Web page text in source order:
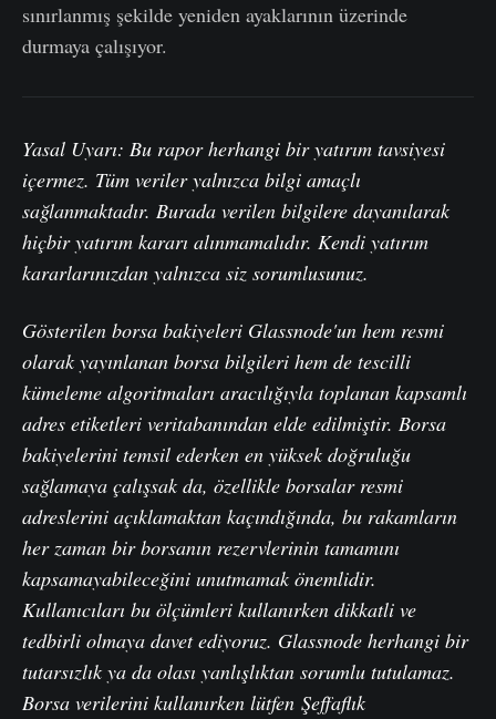
sınırlanmış şekilde yeniden ayaklarının üzerinde
durmaya çalışıyor.
Yasal Uyarı: Bu rapor herhangi bir yatırım tavsiyesi
içermez. Tüm veriler yalnızca bilgi amaçlı
sağlanmaktadır. Burada verilen bilgilere dayanılarak
hiçbir yatırım kararı alınmamalıdır. Kendi yatırım
kararlarınızdan yalnızca siz sorumlusunuz.
Gösterilen borsa bakiyeleri Glassnode'un hem resmi
olarak yayınlanan borsa bilgileri hem de tescilli
kümeleme algoritmaları aracılığıyla toplanan kapsamlı
adres etiketleri veritabanından elde edilmiştir. Borsa
bakiyelerini temsil ederken en yüksek doğruluğu
sağlamaya çalışsak da, özellikle borsalar resmi
adreslerini açıklamaktan kaçındığında, bu rakamların
her zaman bir borsanın rezervlerinin tamamını
kapsamayabileceğini unutmamak önemlidir.
Kullanıcıları bu ölçümleri kullanırken dikkatli ve
tedbirli olmaya davet ediyoruz. Glassnode herhangi bir
tutarsızlık ya da olası yanlışlıktan sorumlu tutulamaz.
Borsa verilerini kullanırken lütfen Şeffaflık